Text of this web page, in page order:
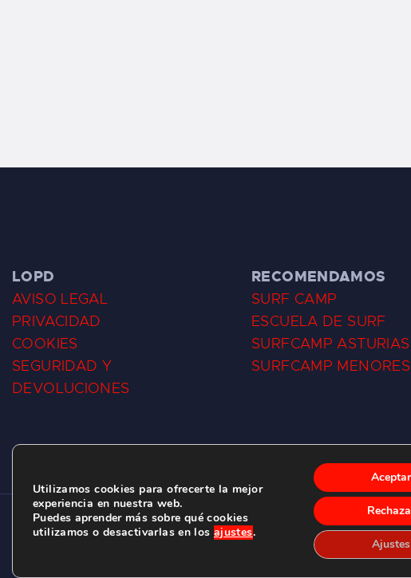
LOPD
AVISO LEGAL
PRIVACIDAD
COOKIES
SEGURIDAD Y
DEVOLUCIONES
RECOMENDAMOS
SURF CAMP
ESCUELA DE SURF
SURFCAMP ASTURIAS
SURFCAMP MENORES
CLUB DE SURF LAS DUNAS ©2026.
C/ BERNARDO ÁLVAREZ GALAN 1, SALINAS (ASTURIAS)
Utilizamos cookies para ofrecerte la mejor
experiencia en nuestra web.
Puedes aprender más sobre qué cookies
utilizamos o desactivarlas en los ajustes.
Aceptar
Ajustes